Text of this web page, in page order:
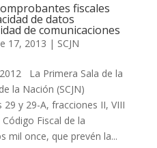
fiscales
de datos
de comunicaciones
17, 2013 | SCJN
La Primera Sala de la
la Nación (SCJN)
y 29-A, fracciones II, VIII
Fiscal de la
mil once, que prevén la...